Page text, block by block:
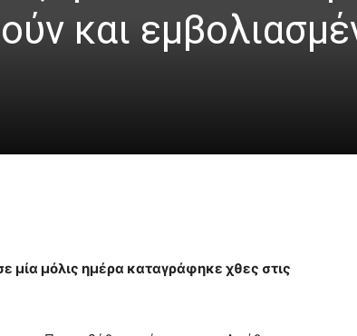
και
μία μόλις ημέρα καταγράφηκε χθες στις